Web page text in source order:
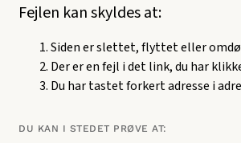
Fejlen kan skyldes at:
Siden er slettet, flyttet eller
Der er en fejl i det link, du har
Du har tastet forkert adresse i
DU KAN I STEDET PRØVE AT: